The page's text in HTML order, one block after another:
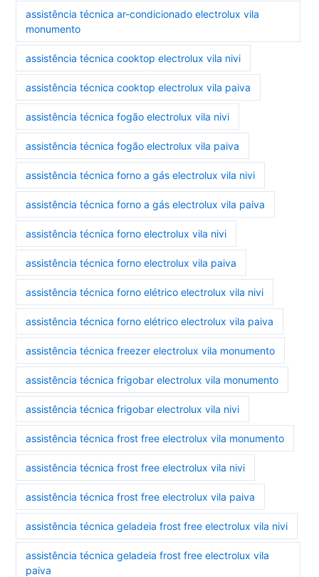
assistência técnica ar-condicionado electrolux vila
monumento
assistência técnica cooktop electrolux vila nivi
assistência técnica cooktop electrolux vila paiva
assistência técnica fogão electrolux vila nivi
assistência técnica fogão electrolux vila paiva
assistência técnica forno a gás electrolux vila nivi
assistência técnica forno a gás electrolux vila paiva
assistência técnica forno electrolux vila nivi
assistência técnica forno electrolux vila paiva
assistência técnica forno elétrico electrolux vila nivi
assistência técnica forno elétrico electrolux vila paiva
assistência técnica freezer electrolux vila monumento
assistência técnica frigobar electrolux vila monumento
assistência técnica frigobar electrolux vila nivi
assistência técnica frost free electrolux vila monumento
assistência técnica frost free electrolux vila nivi
assistência técnica frost free electrolux vila paiva
assistência técnica geladeia frost free electrolux vila nivi
assistência técnica geladeia frost free electrolux vila
paiva